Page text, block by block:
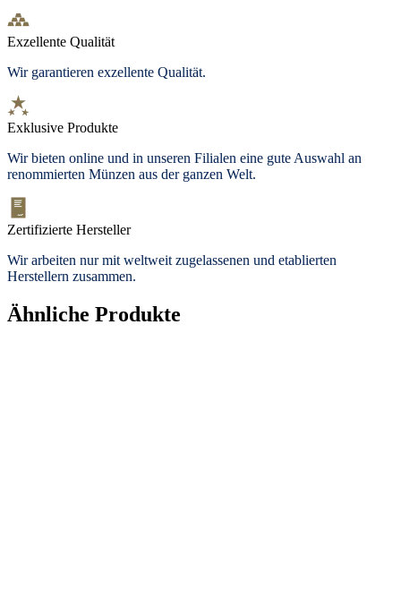
Exzellente Qualität
Wir garantieren exzellente Qualität.
Exklusive Produkte
Wir bieten online und in unseren Filialen eine gute Auswahl an
renommierten Münzen aus der ganzen Welt.
Zertifizierte Hersteller
Wir arbeiten nur mit weltweit zugelassenen und etablierten
Herstellern zusammen.
Ähnliche Produkte